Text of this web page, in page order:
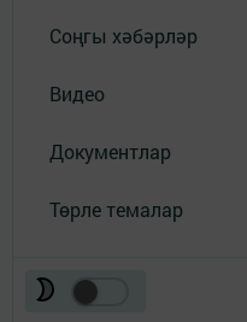
Соңгы хәбәрләр
Видео
Документлар
Төрле темалар